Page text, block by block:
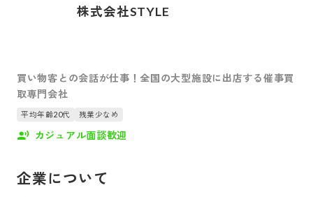
株式会社STYLE
買い物客との会話が仕事！全国の大型施設に出店する催事買
取専門会社
平均年齢20代 残業少なめ
カジュアル面談歓迎
企業について